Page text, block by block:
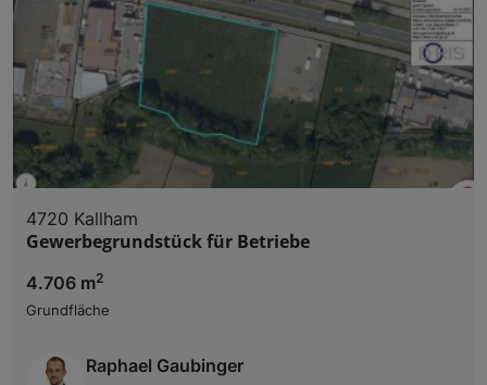
4720 Kallham
Gewerbegrundstück für Betriebe
4.706 m2
Grundfläche
Raphael Gaubinger